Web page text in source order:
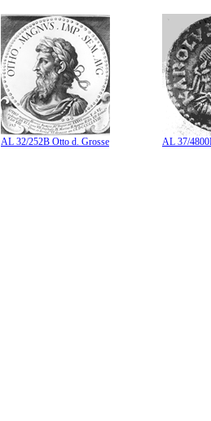
AL 32/252B Otto d. Grosse AL 37/